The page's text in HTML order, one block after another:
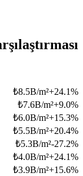
₺8.5B/m²+24.1%
₺7.6B/m²+9.0%
₺6.0B/m²+15.3%
₺5.5B/m²+20.4%
₺5.3B/m²-27.2%
₺4.0B/m²+24.1%
₺3.9B/m²+15.6%